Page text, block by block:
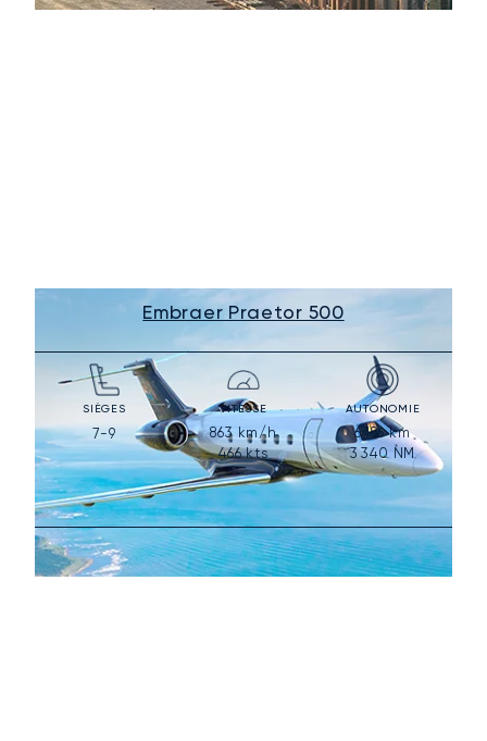
Embraer Praetor 500
SIÈGES
7-9
VITESSE
863km/h
466kts
AUTONOMIE
6 186km
3 340 NM